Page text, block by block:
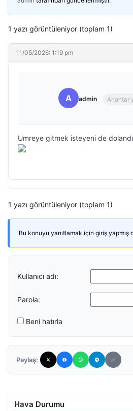
1 yazı görüntüleniyor (toplam 1)
11/05/2026: 1:19 pm
A admin Anahtar
Umreye gitmek isteyeni de
1 yazı görüntüleniyor (toplam 1)
Bu konuyu yanıtlamak için giriş yapmış
Kullanıcı adı:
Parola:
Beni hatırla
Paylaş:
Hava Durumu